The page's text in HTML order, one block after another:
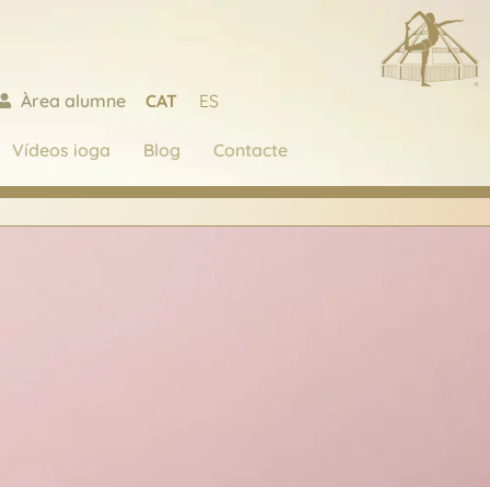
Àrea alumne CAT ES
Vídeos ioga Blog Contacte